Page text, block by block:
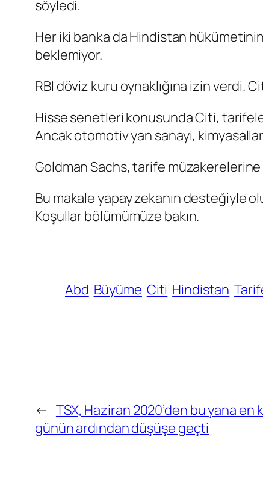
söyledi.
Her iki banka da Hindistan
beklemiyor.
RBI döviz kuru oynaklığına izin verdi.
Hisse senetleri konusunda Citi,
Ancak otomotiv yan sanayi,
Goldman Sachs, tarife
Bu makale yapay zekanın desteğiyle
Koşullar bölümümüze bakın.
Abd Büyüme Citi Hindistan
← TSX, Haziran 2020’den bu yana en
günün ardından düşüşe geçti